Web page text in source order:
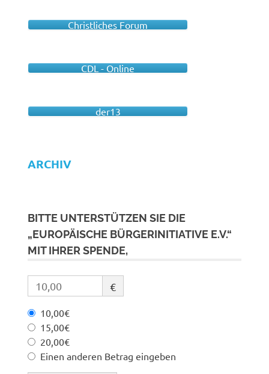
Christliches Forum
CDL - Online
der13
ARCHIV
BITTE UNTERSTÜTZEN SIE DIE
„EUROPÄISCHE BÜRGERINITIATIVE E.V.“
MIT IHRER SPENDE,
€
10,00€
15,00€
20,00€
Einen anderen Betrag eingeben